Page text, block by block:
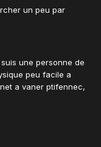
un peu par
une personne de
peu facile a
a vaner ptifennec,